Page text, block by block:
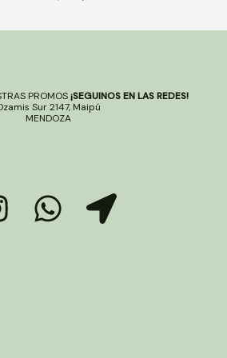
PROMOS¡SEGUINOS EN LAS REDES!
Sur 2147, Maipú
MENDOZA